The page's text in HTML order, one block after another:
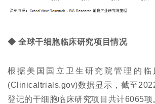
◆ 全球干细胞临床研究项目情况
根据美国国立卫生研究院管理的临
(Clinicaltrials.gov)数据显示，截至
登记的干细胞临床研究项目共计6065项